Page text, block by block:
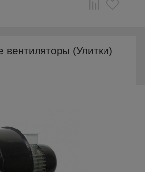
вентиляторы (Улитки)